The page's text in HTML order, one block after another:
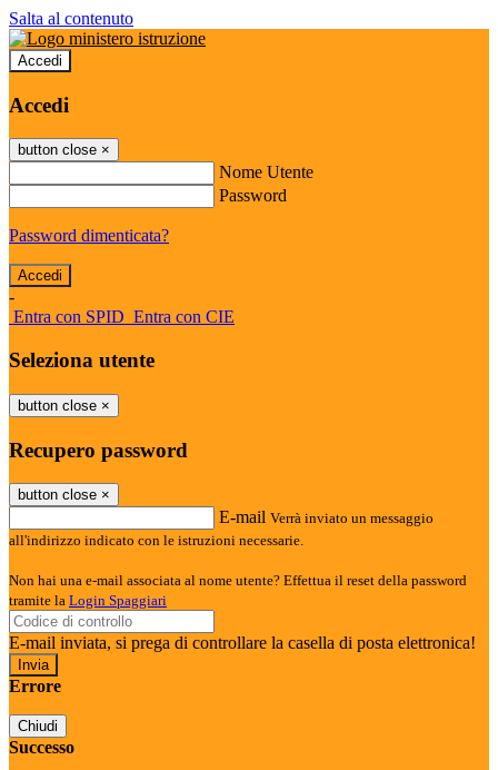
Salta al contenuto
Accedi
Accedi
button close ×
Nome Utente
Password
Password dimenticata?
-
Entra con SPID Entra con CIE
Seleziona utente
button close ×
Recupero password
button close ×
E-mail Verrà inviato un messaggio
all'indirizzo indicato con le istruzioni necessarie.
Non hai una e-mail associata al nome utente? Effettua il reset della password
tramite la Login Spaggiari
E-mail inviata, si prega di controllare la casella di posta elettronica!
Errore
Chiudi
Successo